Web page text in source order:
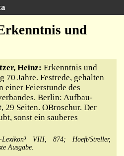
und
Heinz: Erkenntnis und
70 Jahre. Festrede, gehalten
einer Feierstunde des
Berlin: Aufbau-
29 Seiten. OBroschur. Der
sonst ein sauberes
Lexikon³ VIII, 874; Hoeft/Streller,
Ausgabe.